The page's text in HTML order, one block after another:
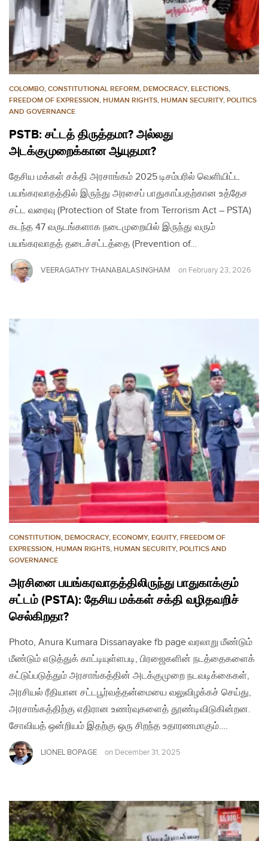
COLOMBO, CONSTITUTIONAL REFORM, DEMOCRACY, ELECTIONS,
FREEDOM OF EXPRESSION, HUMAN RIGHTS, HUMAN SECURITY, POLITICS
AND GOVERNANCE
PSTB: சட்டத் திருத்தமா? அல்லது
அடக்குமுறைக்கான ஆயுதமா?
தேசிய மக்கள் சக்தி அரசாங்கம் 2025 டிசம்பரில் வெளியிட்ட
பயங்கரவாதத்தில் இருந்து அரசைப் பாதுகாப்பதற்கான உத்தேச
சட்ட வரைவு (Protection of State from Terrorism Act – PSTA)
கடந்த 47 வருடங்களாக நடைமுறையில் இருந்து வரும்
பயங்கரவாதத் தடைச்சட்டத்தை (Prevention of…
VEERAGATHY THANABALASINGHAM on February 23, 2026
CONSTITUTION, DEMOCRACY, ECONOMY, EQUITY, FREEDOM OF
EXPRESSION, HUMAN RIGHTS, HUMAN SECURITY, POLITICS AND
GOVERNANCE
அரசினை பயங்கரவாதத்திலிருந்து பாதுகாக்கும்
சட்டம் (PSTA): தேசிய மக்கள் சக்தி வழிதவறிச்
செல்கிறதா?
Photo, Anura Kumara Dissanayake fb page வரலாறு மீண்டும்
மீண்டும் எடுத்துக் காட்டியுள்ளபடி, பிரஜைகளின் நடத்தைகளைக்
கட்டுப்படுத்தும் அரசாங்கத்தின் அடக்குமுறை நடவடிக்கைகள்,
அரசியல் ரீதியான சட்டபூர்வத்தன்மையை வலுவிழக்கச் செய்து,
அரசாங்கத்திற்கு எதிரான உணர்வுகளைத் தூண்டிவிடுகின்றன.
சோவியத் ஒன்றியம் இதற்கு ஒரு சிறந்த உதாரணமாகும்….
LIONEL BOPAGE on December 31, 2025